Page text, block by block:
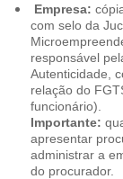
Empresa:
com selo da
responsável
Autenticidade,
relação do
funcionário).
Importante:
apresentar
administrar a
do procurador.